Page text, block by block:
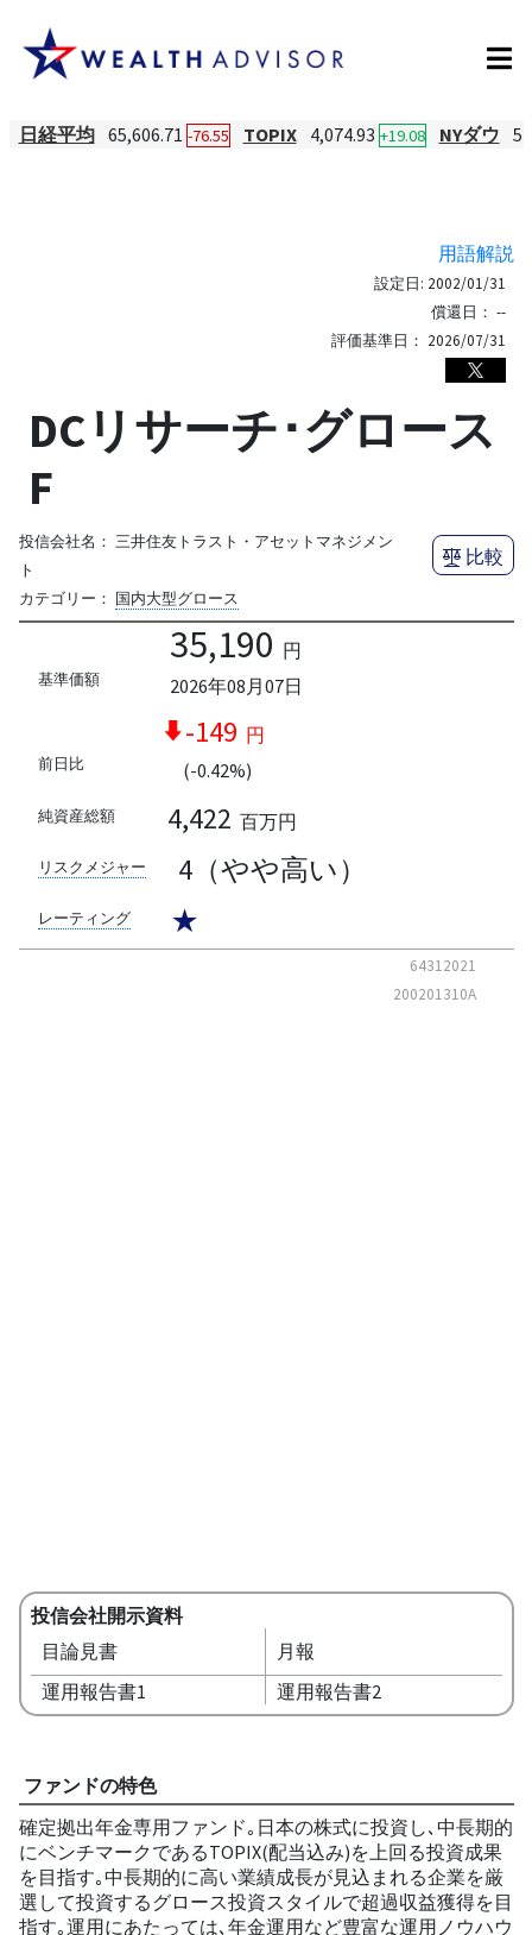
日経平均 65,606.71 -76.55 TOPIX 4,074.93 +19.08 NYダウ
用語解説
設定日: 2002/01/31
償還日： --
評価基準日： 2026/07/31
DCリサーチ･グロース
F
投信会社名： 三井住友トラスト・アセットマネジメン
ト
カテゴリー： 国内大型グロース
比較
基準価額
35,190 円
2026年08月07日
前日比
-149 円
(-0.42%)
純資産総額 4,422 百万円
リスクメジャー 4（やや高い）
レーティング ★
64312021
200201310A
投信会社開示資料
目論見書
月報
運用報告書1
運用報告書2
ファンドの特色
確定拠出年金専用ファンド｡日本の株式に投資し､中長期的
にベンチマークであるTOPIX(配当込み)を上回る投資成果
を目指す｡中長期的に高い業績成長が見込まれる企業を厳
選して投資するグロース投資スタイルで超過収益獲得を目
指す｡運用にあたっては､年金運用など豊富な運用ノウハウ